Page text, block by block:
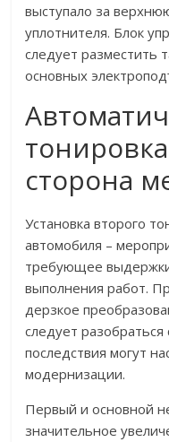
выступало за
уплотнителя. Блок
следует разместить
основных
сторона
Установка второго
автомобиля –
требующее
выполнения работ.
дерзкое
следует
последствия могут
модернизации.
Первый и основной
значительное